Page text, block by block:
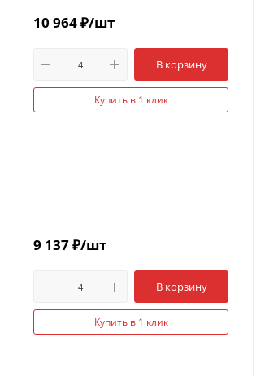
10 964₽/шт
В корзину
Купить в 1 клик
9 137₽/шт
В корзину
Купить в 1 клик